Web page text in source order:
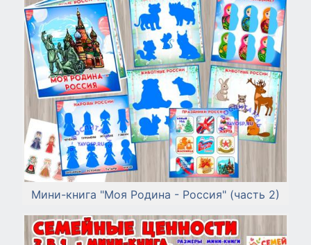
Мини-книга "Моя Родина - Россия" (часть 2)